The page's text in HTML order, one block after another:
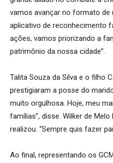
vamos avançar no formato
aplicativo de reconhecimento
ações, vamos priorizando a
patrimônio da nossa cidade”.
Talita Souza da Silva e o filho
prestigiaram a posse do
muito orgulhosa. Hoje, meu
famílias”, disse. Wilker de
realizou. “Sempre quis fazer
Ao final, representando os